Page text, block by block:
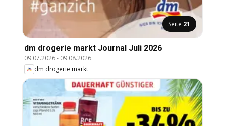
Seite 21
dm drogerie markt Journal Juli 2026
09.07.2026- 09.08.2026
dm drogerie markt